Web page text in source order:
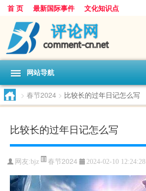
首 页 最新国际事件 文化知识点
网站导航
> 春节2024 > 比较长的过年日记怎么写
比较长的过年日记怎么写
网友:bjz 春节2024 2024-02-10 12:24:28